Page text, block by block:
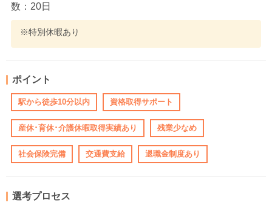
数：20日
※特別休暇あり
ポイント
駅から徒歩10分以内 資格取得サポート
産休･育休･介護休暇取得実績あり 残業少なめ
社会保険完備 交通費支給 退職金制度あり
選考プロセス